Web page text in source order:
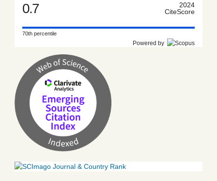
0.7
2024
CiteScore
70th percentile
Powered by